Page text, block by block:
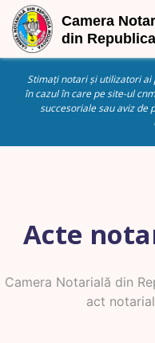
Stimați notari și utilizatori ai
în cazul în care pe site-ul
succesoriale sau aviz de
Acte
Camera Notarială din
act notarial